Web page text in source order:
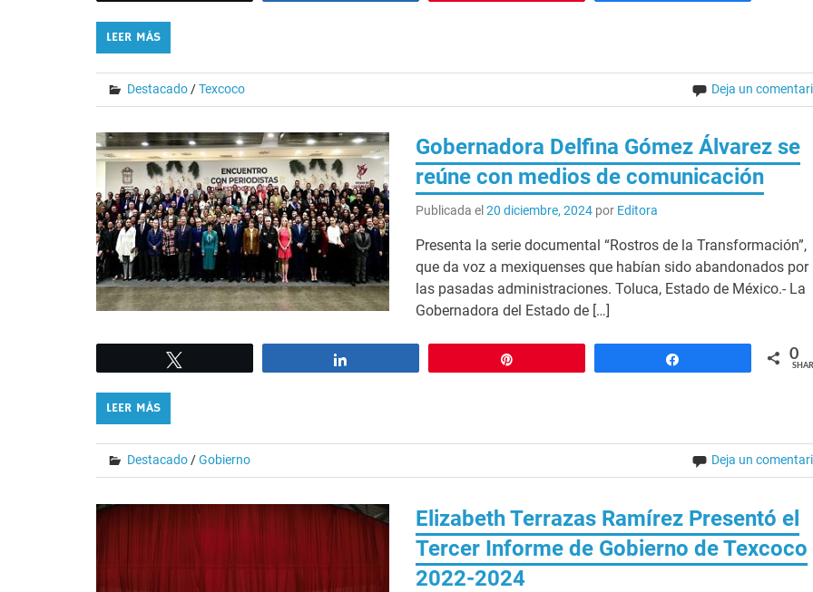
LEER MÁS
Destacado/Texcoco Deja un
Gobernadora Delfina Gómez Álvarez se
reúne con medios de comunicación
Publicada el20 diciembre, 2024 por Editora
Presenta la serie documental “Rostros de la Transformación”,
que da voz a mexiquenses que habían sido abandonados por
las pasadas administraciones. Toluca, Estado de México.- La
Gobernadora del Estado de […]
0
LEER MÁS
Destacado/Gobierno Deja un
Elizabeth Terrazas Ramírez Presentó el
Tercer Informe de Gobierno de Texcoco
2022-2024